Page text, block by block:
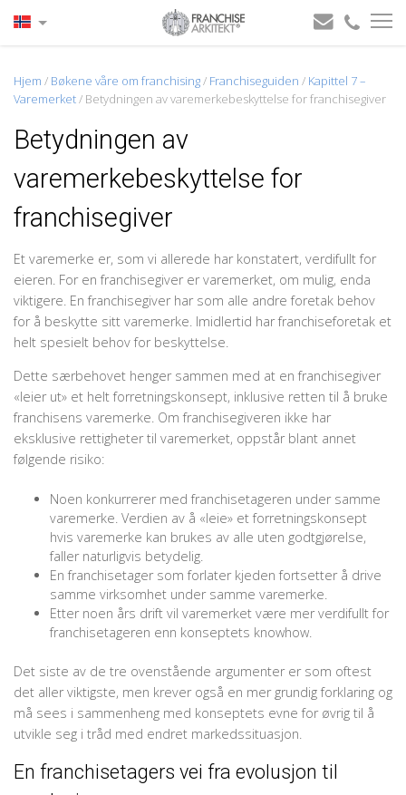
Hjem / Bøkene våre om franchising/ Franchiseguiden / Kapittel 7 –
Varemerket/ Betydningen av varemerkebeskyttelse for franchisegiver
Betydningen av
varemerkebeskyttelse for
franchisegiver
Et varemerke er, som vi allerede har konstatert, verdifullt for
eieren. For en franchisegiver er varemerket, om mulig, enda
viktigere. En franchisegiver har som alle andre foretak behov
for å beskytte sitt varemerke. Imidlertid har franchiseforetak et
helt spesielt behov for beskyttelse.
Dette særbehovet henger sammen med at en franchisegiver
«leier ut» et helt forret­ningskonsept, inklusive retten til å bruke
franchisens varemerke. Om franchisegiveren ikke har
eksklusive rettigheter til varemerket, oppstår blant annet
følgende risiko:
Noen konkurrerer med franchisetageren under samme
varemerke. Verdien av å «leie» et forretningskonsept
hvis varemerke kan brukes av alle uten godtgjørelse,
faller natur­ligvis betydelig.
En franchisetager som forlater kjeden fortsetter å drive
samme virksomhet under samme varemerke.
Etter noen års drift vil varemerket være mer verdifullt for
franchisetageren enn konseptets knowhow.
Det siste av de tre ovenstående argumenter er som oftest
det aller viktigste, men krever også en mer grundig forklaring og
må sees i sammenheng med konseptets evne for øvrig til å
utvikle seg i tråd med endret markedssituasjon.
En franchisetagers vei fra evolusjon til